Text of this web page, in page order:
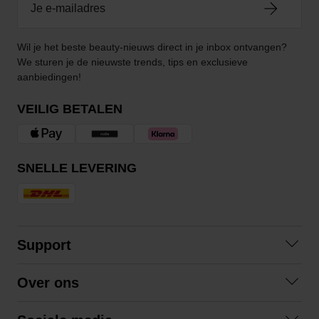
Wil je het beste beauty-nieuws direct in je inbox ontvangen?
We sturen je de nieuwste trends, tips en exclusieve
aanbiedingen!
VEILIG BETALEN
SNELLE LEVERING
Support
Algemene voorwaarden
Over ons